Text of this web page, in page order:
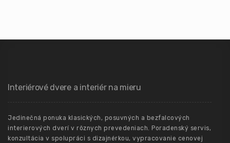
Interiérové dvere a interiér na mieru
Jedinečná ponuka klasických, posuvných a bezfalcových
interierových dverí v rôznych prevedeniach. Poradenský servis,
konzultácia v spolupráci s dizajnérkou, vypracovanie cenovej